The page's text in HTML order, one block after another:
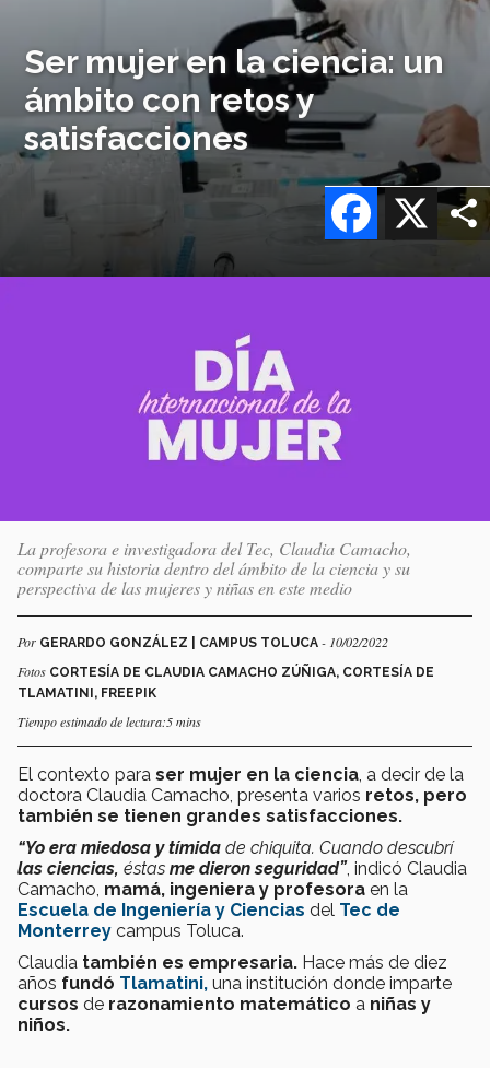
Ser mujer en la ciencia: un
ámbito con retos y
satisfacciones
X
Facebook
La profesora e investigadora del Tec, Claudia Camacho,
comparte su historia dentro del ámbito de la ciencia y su
perspectiva de las mujeres y niñas en este medio
Por GERARDO GONZÁLEZ | CAMPUS TOLUCA - 10/02/2022
Fotos CORTESÍA DE CLAUDIA CAMACHO ZÚÑIGA, CORTESÍA DE
TLAMATINI, FREEPIK
Tiempo estimado de lectura:5 mins
El contexto para ser mujer en la ciencia , a decir de la
doctora Claudia Camacho, presenta varios retos, pero
también se tienen grandes satisfacciones.
“Yo era miedosa y tímida de chiquita. Cuando descubrí
las ciencias, éstas me dieron seguridad”, indicó Claudia
Camacho, mamá, ingeniera y profesora en la
Escuela de Ingeniería y Ciencias del Tec de
Monterrey campus Toluca.
Claudia también es empresaria. Hace más de diez
años fundó Tlamatini, una institución donde imparte
cursos de razonamiento matemático a niñas y
niños.